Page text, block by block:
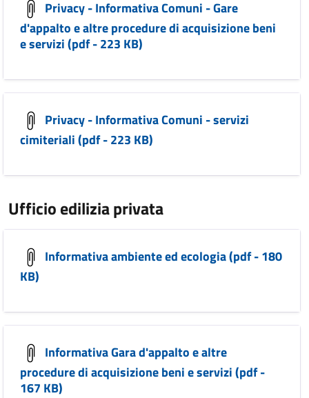
Privacy - Informativa Comuni - Gare
d'appalto e altre procedure di acquisizione beni
e servizi (pdf - 223 KB)
Privacy - Informativa Comuni - servizi
cimiteriali (pdf - 223 KB)
Ufficio edilizia privata
Informativa ambiente ed ecologia (pdf - 180
KB)
Informativa Gara d'appalto e altre
procedure di acquisizione beni e servizi (pdf -
167 KB)